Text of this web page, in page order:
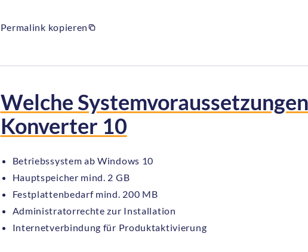
Permalink kopieren
Welche
Konverter 10
Betriebssystem ab Windows 10
Hauptspeicher mind. 2 GB
Festplattenbedarf mind. 200 MB
Administratorrechte zur Installation
Internetverbindung für Produktaktivierung